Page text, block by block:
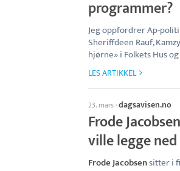
programmer?
Jeg oppfordrer Ap-
Sheriffdeen Rauf,
hjørne» i Folkets Hus
LES ARTIKKEL
23. mars·dagsavisen.no
Frode
ville legge
Frode Jacobsensitter i